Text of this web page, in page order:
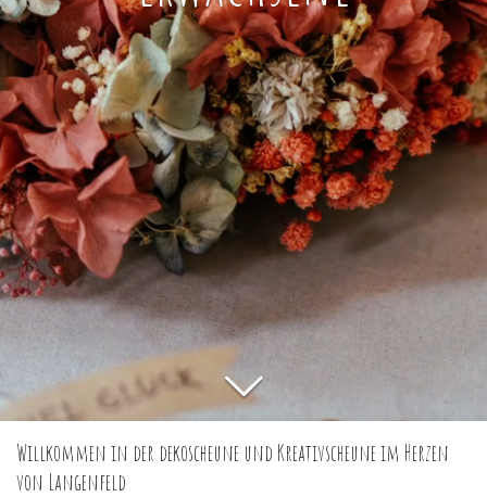
Willkommen in der dekoscheune und Kreativscheune im Herzen
von Langenfeld